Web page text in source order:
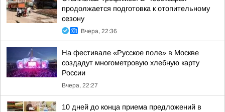
продолжается подготовка к отопительному
сезону
Вчера, 22:36
На фестивале «Русское поле» в Москве
создадут многометровую хлебную карту
России
Вчера, 22:27
10 дней до конца приема предложений в